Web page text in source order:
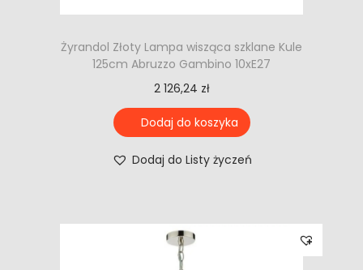
Żyrandol Złoty Lampa wisząca szklane Kule
125cm Abruzzo Gambino 10xE27
2 126,24 zł
Dodaj do koszyka
Dodaj do Listy życzeń